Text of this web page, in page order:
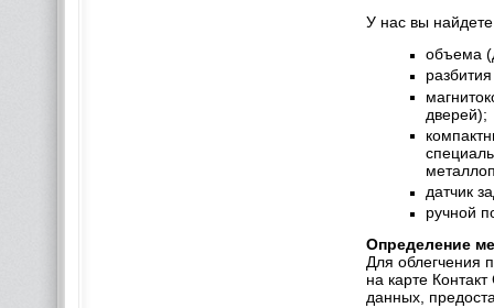
У нас вы
объема
дверей);
датчик
ручной
Определение
Для облегчения
на карте
данных,